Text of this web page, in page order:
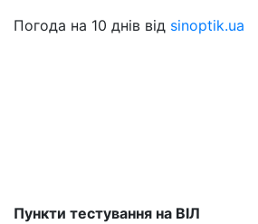
Погода на 10 днів від sinoptik.ua
Пункти тестування на ВІЛ